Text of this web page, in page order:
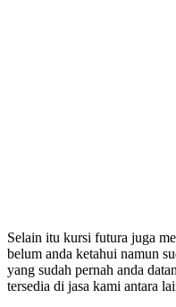
Selain itu kursi futura juga
belum anda ketahui namun
yang sudah pernah anda
tersedia di jasa kami antara